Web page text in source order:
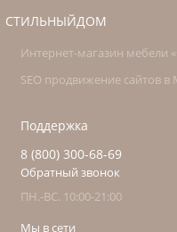
СТИЛЬНЫЙДОМ
Интернет-магазин
SEO продвижение сайтов в
Поддержка
8 (800) 300-68-69
Обратный звонок
ПН.-ВС. 10:00-21:00
Мы в сети